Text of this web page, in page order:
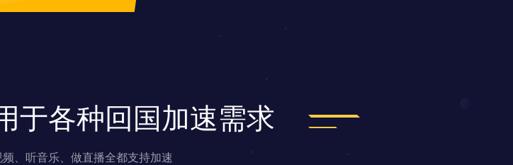
于各种回国加速需求
、听音乐、做直播全都支持加速